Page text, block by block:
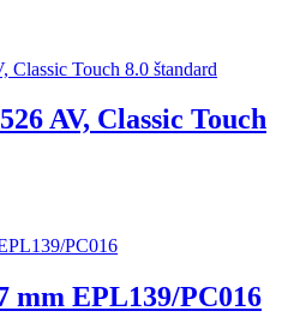
AV, Classic Touch
mm EPL139/PC016